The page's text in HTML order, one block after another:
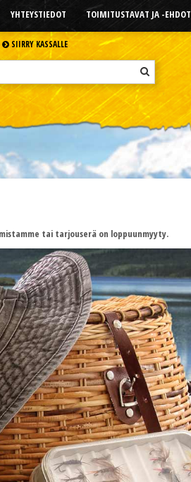
YHTEYSTIEDOT TOIMITUSTAVAT JA -EHDOT
SIIRRY KASSALLE
tai tarjouserä on loppuunmyyty.